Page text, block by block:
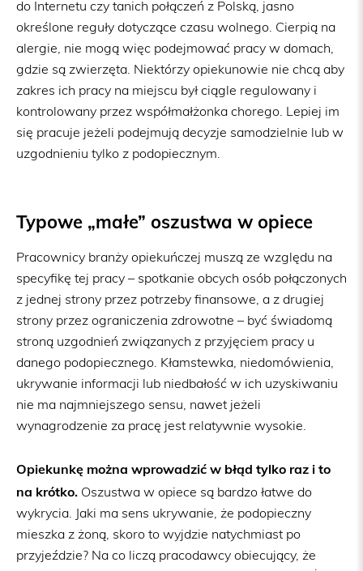
do Internetu czy tanich połączeń z Polską, jasno
określone reguły dotyczące czasu wolnego. Cierpią na
alergie, nie mogą więc podejmować pracy w domach,
gdzie są zwierzęta. Niektórzy opiekunowie nie chcą aby
zakres ich pracy na miejscu był ciągle regulowany i
kontrolowany przez współmałżonka chorego. Lepiej im
się pracuje jeżeli podejmują decyzje samodzielnie lub w
uzgodnieniu tylko z podopiecznym.
Typowe „małe” oszustwa w opiece
Pracownicy branży opiekuńczej muszą ze względu na
specyfikę tej pracy – spotkanie obcych osób połączonych
z jednej strony przez potrzeby finansowe, a z drugiej
strony przez ograniczenia zdrowotne – być świadomą
stroną uzgodnień związanych z przyjęciem pracy u
danego podopiecznego. Kłamstewka, niedomówienia,
ukrywanie informacji lub niedbałość w ich uzyskiwaniu
nie ma najmniejszego sensu, nawet jeżeli
wynagrodzenie za pracę jest relatywnie wysokie.
Opiekunkę można wprowadzić w błąd tylko raz i to
na krótko. Oszustwa w opiece są bardzo łatwe do
wykrycia. Jaki ma sens ukrywanie, że podopieczny
mieszka z żoną, skoro to wyjdzie natychmiast po
przyjeździe? Na co liczą pracodawcy obiecujący, że